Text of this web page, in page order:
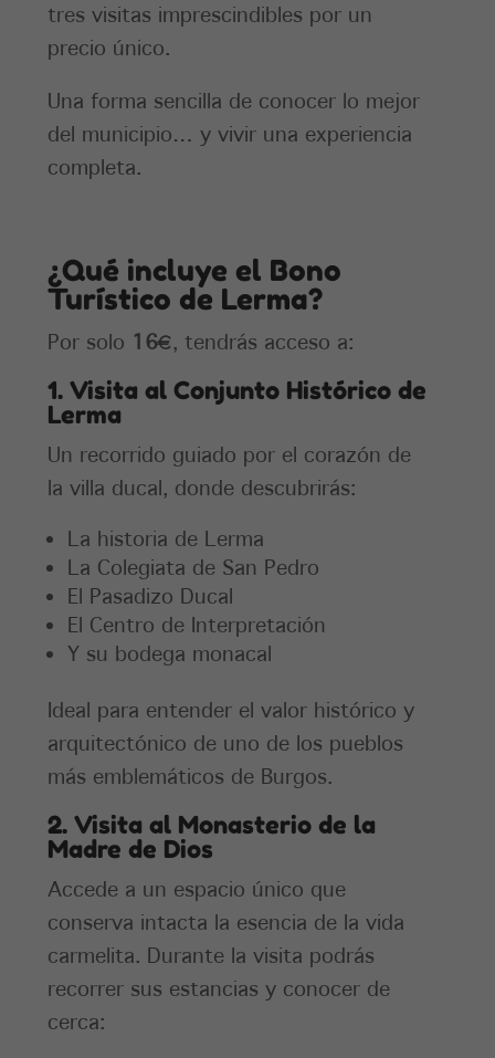
tres visitas imprescindibles por un
precio único.
Una forma sencilla de conocer lo mejor
del municipio… y vivir una experiencia
completa.
¿Qué incluye el Bono
Turístico de Lerma?
Por solo 16€, tendrás acceso a:
1. Visita al Conjunto Histórico de
Lerma
Un recorrido guiado por el corazón de
la villa ducal, donde descubrirás:
La historia de Lerma
La Colegiata de San Pedro
El Pasadizo Ducal
El Centro de Interpretación
Y su bodega monacal
Ideal para entender el valor histórico y
arquitectónico de uno de los pueblos
más emblemáticos de Burgos.
2. Visita al Monasterio de la
Madre de Dios
Accede a un espacio único que
conserva intacta la esencia de la vida
carmelita. Durante la visita podrás
recorrer sus estancias y conocer de
cerca: